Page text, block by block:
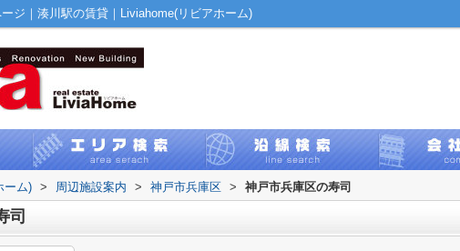
ジ｜湊川駅の賃貸｜Liviahome(リビアホーム)
ーム) > 周辺施設案内 > 神戸市兵庫区 > 神戸市兵庫区の寿司
司